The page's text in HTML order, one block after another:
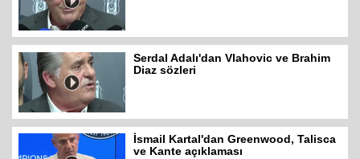
Serdal Adalı'dan Vlahovic ve Brahim
Diaz sözleri
İsmail Kartal'dan Greenwood, Talisca
ve Kante açıklaması